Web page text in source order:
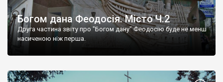
Богом дана Феодосія. Місто Ч.2
Друга частина звіту про "Богом дану" Феодосію буде не менш
насиченою ніж перша.